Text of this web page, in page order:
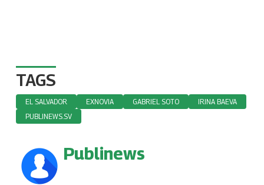
TAGS
EL SALVADOR EXNOVIA GABRIEL SOTO
IRINA BAEVA
PUBLINEWS.SV
Publinews